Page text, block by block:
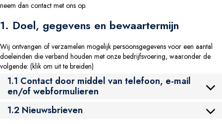
neem dan contact met ons op.
1. Doel, gegevens en bewaartermijn
Wij ontvangen of verzamelen mogelijk persoonsgegevens voor een aantal
doeleinden die verband houden met onze bedrijfsvoering, waaronder de
volgende: (klik om uit te breiden)
1.1 Contact door middel van telefoon, e-mail
en/of webformulieren
1.2 Nieuwsbrieven